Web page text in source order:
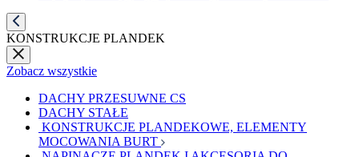
KONSTRUKCJE PLANDEK
Zobacz wszystkie
DACHY PRZESUWNE CS
DACHY STAŁE
KONSTRUKCJE PLANDEKOWE, ELEMENTY
MOCOWANIA BURT